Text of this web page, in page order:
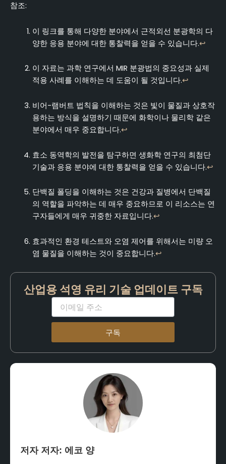
참조:
이 링크를 통해 다양한 분야에서 근적외선 분광학의 다
양한 응용 분야에 대한 통찰력을 얻을 수 있습니다.↩
이 자료는 과학 연구에서 MIR 분광법의 중요성과 실제
적용 사례를 이해하는 데 도움이 될 것입니다.↩
비어-램버트 법칙을 이해하는 것은 빛이 물질과 상호작
용하는 방식을 설명하기 때문에 화학이나 물리학 같은
분야에서 매우 중요합니다.↩
효소 동역학의 발전을 탐구하면 생화학 연구의 최첨단
기술과 응용 분야에 대한 통찰력을 얻을 수 있습니다.↩
단백질 폴딩을 이해하는 것은 건강과 질병에서 단백질
의 역할을 파악하는 데 매우 중요하므로 이 리소스는 연
구자들에게 매우 귀중한 자료입니다.↩
효과적인 환경 테스트와 오염 제어를 위해서는 미량 오
염 물질을 이해하는 것이 중요합니다.↩
산업용 석영 유리 기술 업데이트 구독
이
일
구독
저자 저자: 에코 양